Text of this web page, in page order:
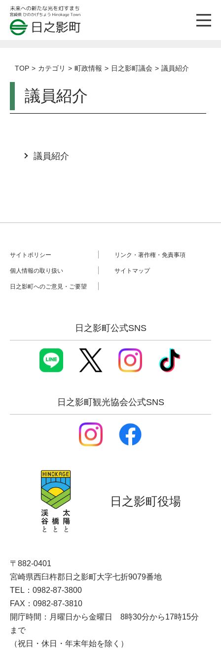
TOP カテゴリ 町政情報 日之影町議会 議員紹介
議員紹介
議員紹介
サイトポリシー リンク・著作権・免責事項
個人情報の取り扱い サイトマップ
日之影町へのご意見・ご要望
日之影町公式SNS
日之影町観光協会公式SNS
日之影町役場
〒882-0401
宮崎県西臼杵郡日之影町大字七折9079番地
TEL：0982-87-3800
FAX：0982-87-3810
開庁時間：月曜日から金曜日 8時30分から17時15分
まで
（祝日・休日・年末年始を除く）